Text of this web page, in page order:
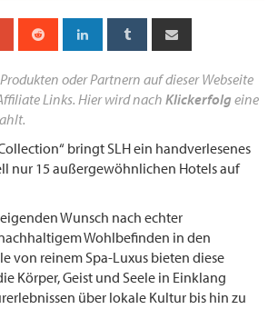
oder Partnern auf dieser Webseite
Links. Hier wird nach Klickerfolg eine
bringt SLH ein handverlesenes
nur 15 außergewöhnlichen Hotels auf
Wunsch nach echter
Wohlbefinden in den
von reinem Spa-Luxus bieten diese
Körper, Geist und Seele in Einklang
über lokale Kultur bis hin zu